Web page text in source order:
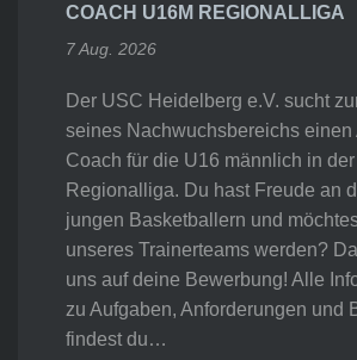
COACH U16M REGIONALLIGA
7 Aug. 2026
Der USC Heidelberg e.V. sucht
seines Nachwuchsbereichs einen
Coach für die U16 männlich in der
Regionalliga. Du hast Freude an
jungen Basketballern und
unseres Trainerteams werden?
uns auf deine Bewerbung! Alle
zu Aufgaben, Anforderungen und
findest du…